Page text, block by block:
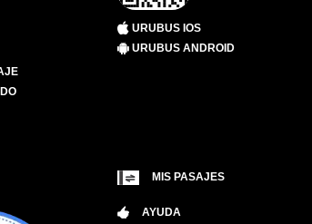
URUBUS IOS
URUBUS ANDROID
MIS PASAJES
AYUDA